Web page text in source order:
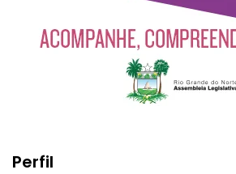
Perfil